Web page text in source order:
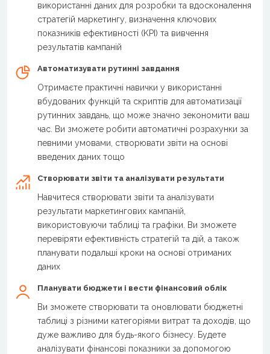
використанні даних для розробки та вдосконалення
стратегій маркетингу, визначення ключових
показників ефективності (KPI) та вивчення
результатів кампаній
Автоматизувати рутинні завдання
Отримаєте практичні навички у використанні
вбудованих функцій та скриптів для автоматизації
рутинних завдань, що може значно зекономити ваш
час. Ви зможете робити автоматичні розрахунки за
певними умовами, створювати звіти на основі
введених даних тощо
Створювати звіти та аналізувати результати
Навчитеся створювати звіти та аналізувати
результати маркетингових кампаній,
використовуючи таблиці та графіки. Ви зможете
перевіряти ефективність стратегій та дій, а також
планувати подальші кроки на основі отриманих
даних
Планувати бюджети і вести фінансовий облік
Ви зможете створювати та оновлювати бюджетні
таблиці з різними категоріями витрат та доходів, що
дуже важливо для будь-якого бізнесу. Будете
аналізувати фінансові показники за допомогою